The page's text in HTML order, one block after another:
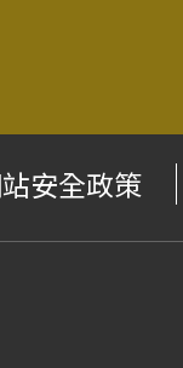
安全政策